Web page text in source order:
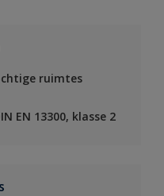
ruimtes
EN 13300, klasse 2